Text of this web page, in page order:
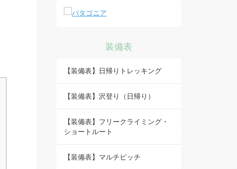
装備表
【装備表】日帰りトレッキング
【装備表】沢登り（日帰り）
【装備表】フリークライミング・
ショートルート
【装備表】マルチピッチ